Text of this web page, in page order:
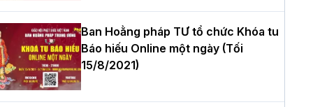
nhiệm kỳ 2026 – 2031
tọa Thích Tâm Chính được suy
tân Trưởng ban Trị sự GHPGVN tỉnh
Ban Hoằng pháp TƯ tổ chức Khóa tu
Báo hiếu Online một ngày (Tối
15/8/2021)